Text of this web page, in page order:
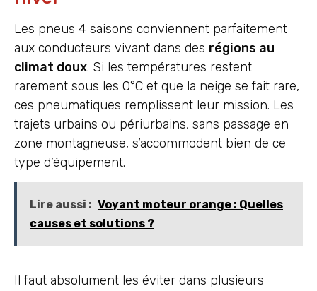
Les pneus 4 saisons conviennent parfaitement
aux conducteurs vivant dans des régions au
climat doux. Si les températures restent
rarement sous les 0°C et que la neige se fait rare,
ces pneumatiques remplissent leur mission. Les
trajets urbains ou périurbains, sans passage en
zone montagneuse, s’accommodent bien de ce
type d’équipement.
Lire aussi : Voyant moteur orange : Quelles
causes et solutions ?
Il faut absolument les éviter dans plusieurs